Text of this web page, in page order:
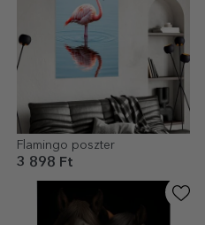
Flamingo poszter
3 898 Ft